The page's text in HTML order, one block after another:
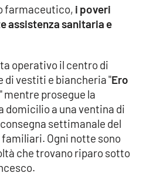
farmaceutico, i poveri
assistenza sanitaria e
operativo il centro di
di vestiti e biancheria "Ero
" mentre prosegue la
domicilio a una ventina di
settimanale del
Ogni notte sono
che trovano riparo sotto